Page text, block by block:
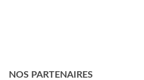
NOS PARTENAIRES